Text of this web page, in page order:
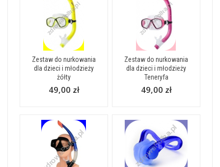
Zestaw do nurkowania
dla dzieci i młodzieży
żółty
49,00 zł
Zestaw do nurkowania
dla dzieci i młodzieży
Teneryfa
49,00 zł